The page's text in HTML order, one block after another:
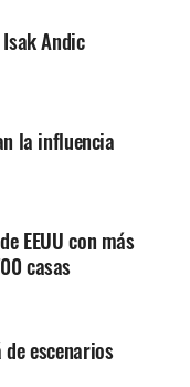
Andic
la influencia
EEUU con más
casas
escenarios